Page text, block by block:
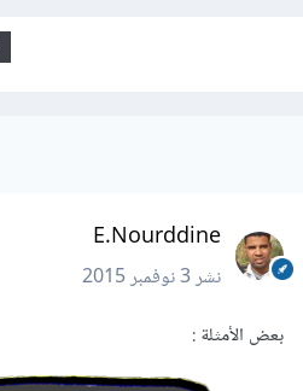
E.Nourddine
نشر3 نوفمبر 2015
بعض الأمثلة :